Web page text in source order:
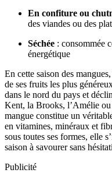
En confiture ou
des viandes ou des
Séchée : consommée
énergétique
En cette saison des
de ses fruits les plus
dans le nord du pays et
Kent, la Brooks, l’Amélie ou
mangue constitue un
en vitamines, minéraux et
sous toutes ses formes, elle
saison à savourer sans
Publicité